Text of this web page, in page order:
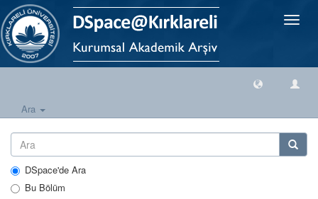
Geçiş
Ara
DSpace'de Ara
Bu Bölüm